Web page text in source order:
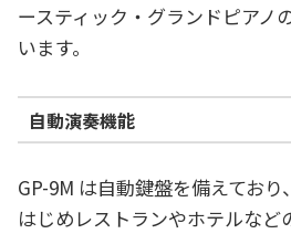
ースティック・グランドピアノ
います。
自動演奏機能
GP-9M は自動鍵盤を備えてお
はじめレストランやホテルなど